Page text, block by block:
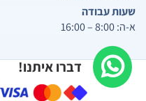
דברו איתנו!
שעות עבודה
א-ה: 8:00 – 16:00